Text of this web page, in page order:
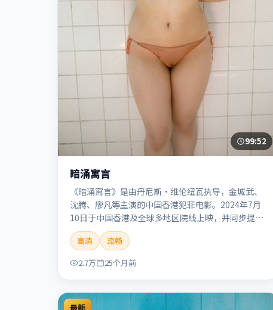
99:52
暗涌寓言
《暗涌寓言》是由丹尼斯·维伦纽瓦执导，金城武、
沈腾、廖凡等主演的中国香港犯罪电影。2024年7月
10日于中国香港及全球多地区院线上映，并同步提供
高清正版流媒体在线观看。剧情与看点：聚焦案件与
人性灰色地带，张力十足，兼具社会观察与戏剧冲
突。本片适合检索「暗涌寓言」「丹尼斯·维伦纽
瓦」「犯罪」「中国香港」「2024」「2024-07-10
上映」等关键词的影迷阅读简介与主创信息。
高清
流畅
2.7万
25个月前
最新